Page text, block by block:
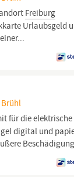
Freiburg
Urlaubsgeld
Brühl
für die elektrische
digital und